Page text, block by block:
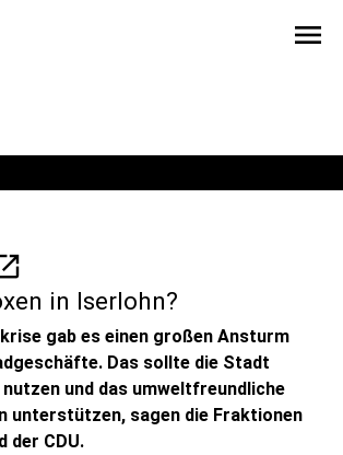
menu
in Iserlohn?
gab es einen großen Ansturm
Das sollte die Stadt
und das umweltfreundliche
unterstützen, sagen die Fraktionen
der CDU.